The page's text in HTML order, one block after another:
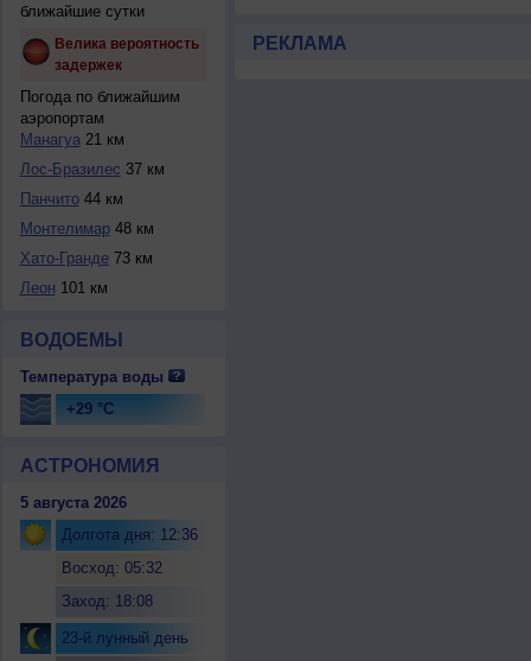
ближайшие сутки
Велика вероятность
задержек
Погода по ближайшим
аэропортам
Манагуа21 км
Лос-Бразилес 37 км
Панчито44 км
Монтелимар48 км
Хато-Гранде73 км
Леон 101 км
ВОДОЕМЫ
Температура воды
+29 °C
АСТРОНОМИЯ
5 августа 2026
Долгота дня: 12:36
Восход: 05:32
Заход: 18:08
23-й лунный день
РЕКЛАМА